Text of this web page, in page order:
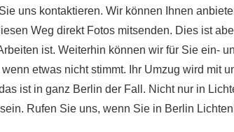
uns kontaktieren. Wir können Ihnen
Weg direkt Fotos mitsenden. Dies ist
ist. Weiterhin können wir für Sie ein-
etwas nicht stimmt. Ihr Umzug wird mit
ist in ganz Berlin der Fall. Nicht nur in
Rufen Sie uns, wenn Sie in Berlin